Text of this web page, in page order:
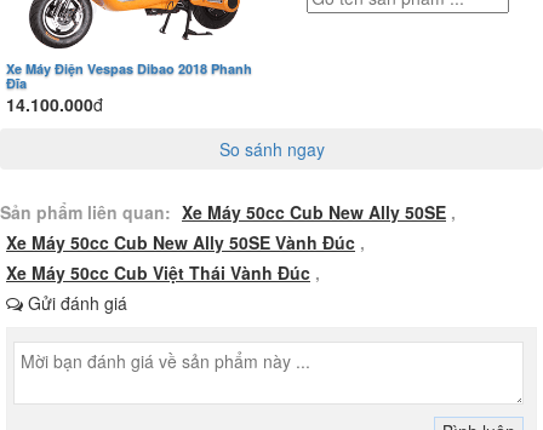
Xe Máy Điện Vespas Dibao 2018 Phanh
Đĩa
14.100.000đ
So sánh ngay
Sản phẩm liên quan: Xe Máy 50cc Cub New Ally 50SE ,
Xe Máy 50cc Cub New Ally 50SE Vành Đúc ,
Xe Máy 50cc Cub Việt Thái Vành Đúc ,
Gửi đánh giá